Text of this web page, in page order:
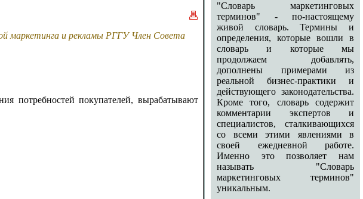
маркетинга и рекламы РГГУ Член Совета
потребностей покупателей, вырабатывают
"Словарь маркетинговых
терминов" - по-настоящему
живой словарь. Термины и
определения, которые вошли в
словарь и которые мы
продолжаем добавлять,
дополнены примерами из
реальной бизнес-практики и
действующего законодательства.
Кроме того, словарь содержит
комментарии экспертов и
специалистов, сталкивающихся
со всеми этими явлениями в
своей ежедневной работе.
Именно это позволяет нам
называть "Словарь
маркетинговых терминов"
уникальным.